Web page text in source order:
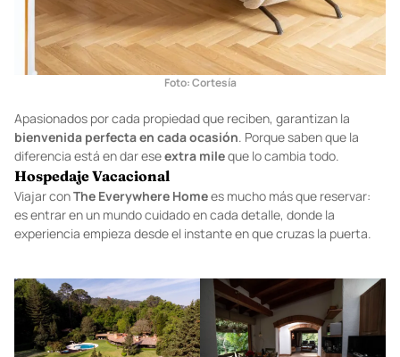
Foto: Cortesía
Apasionados por cada propiedad que reciben, garantizan la
bienvenida perfecta en cada ocasión. Porque saben que la
diferencia está en dar eseextra mileque lo cambia todo.
Hospedaje Vacacional
Viajar conThe Everywhere Homees mucho más que reservar:
es entrar en un mundo cuidado en cada detalle, donde la
experiencia empieza desde el instante en que cruzas la puerta.